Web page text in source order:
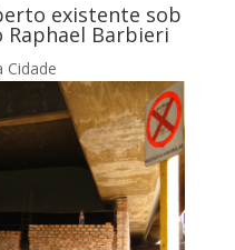
existente sob
Raphael Barbieri
Cidade